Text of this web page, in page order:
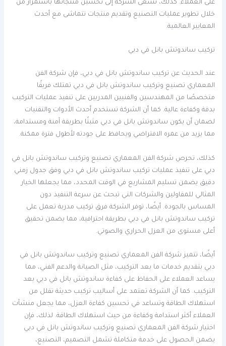
على العملاء. كذلك، تسعى الشركة إلى تحسين منتجاتها باستمرار من
خلال تطوير عمليات التصنيع وتقديم منتجات تتماشى مع أحدث
المعايير العالمية.
تركيب ساندوتش بانل في دبي
عند الحديث عن تركيب ساندوتش بانل في دبي، فإن شركة الفن
المعماري تصنيع وتركيب ساندوتش بانل في دبي تمتلك فريقًا
متخصصًا من المهندسين والفنيين المدربين على تنفيذ عمليات التركيب
بدقة وكفاءة عالية. كما أن الشركة تستخدم أحدث الأدوات والتقنيات
لضمان أن يكون ساندوتش بانل في دبي مثبتًا بطريقة آمنة ومستدامة،
مما يزيد من عمره الافتراضي ويحافظ على جودته لأطول فترة ممكنة.
كذلك، تحرص شركة الفن المعماري تصنيع وتركيب ساندوتش بانل في
دبي على تنفيذ عمليات تركيب ساندوتش بانل في دبي وفق جدول زمني
دقيق يضمن تسليم المشاريع في الوقت المحدد، مما يجعلها الخيار
المثالي للمقاولين والشركات التي تبحث عن سرعة التنفيذ دون
المساس بالجودة. أيضًا، توفر الشركة فرق تركيب مدربة تعمل على
تركيب ساندوتش بانل في دبي بطريقة احترافية، مما يضمن تحقيق
أعلى مستوى من العزل الحراري والصوتي.
أيضًا، تتميز شركة الفن المعماري تصنيع وتركيب ساندوتش بانل في
دبي بتقديم خدمات ما بعد التركيب، مثل الصيانة والدعم الفني، مما
يساعد العملاء على الحفاظ على كفاءة ساندوتش بانل في دبي بعد
التركيب. كما أن الشركة تعتمد على أساليب تركيب حديثة تقلل من
استهلاك الطاقة وتساعد في تحسين كفاءة العزل، مما يجعل منشآت
العملاء أكثر استدامة وكفاءة من حيث استهلاك الطاقة. لذلك، فإن
اختيار شركة الفن المعماري تصنيع وتركيب ساندوتش بانل في دبي
يضمن الحصول على خدمة متكاملة تشمل التصميم، التصنيع،